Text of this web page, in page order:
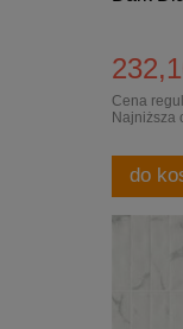
Cena
Najniższa
do